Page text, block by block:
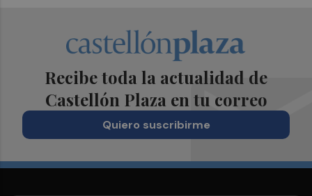
Recibe toda la actualidad de
Castellón Plaza en tu correo
Quiero suscribirme